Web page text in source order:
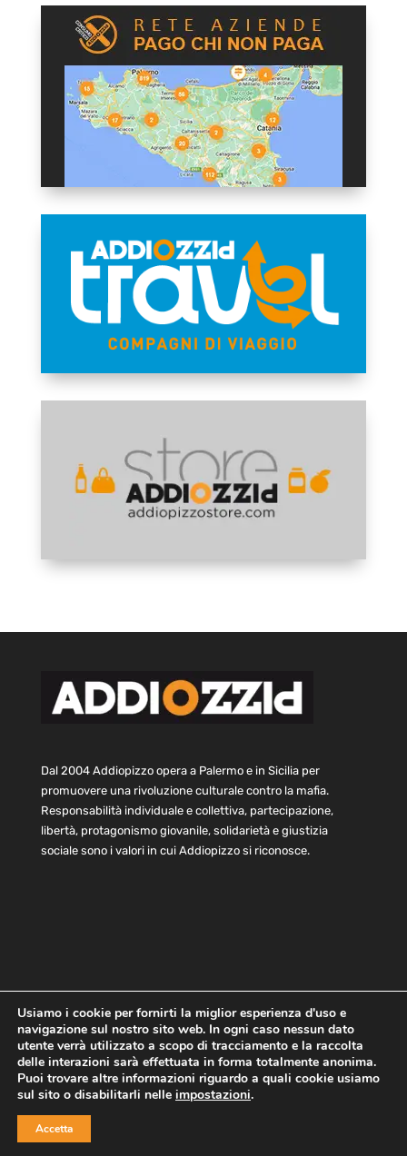
Dal 2004 Addiopizzo opera a Palermo e in Sicilia per
promuovere una rivoluzione culturale contro la mafia.
Responsabilità individuale e collettiva, partecipazione,
libertà, protagonismo giovanile, solidarietà e giustizia
sociale sono i valori in cui Addiopizzo si riconosce.
Home Statuto e bilancio
Contatti
Privacy
Cookie Child Protection Policy
Copyright © 2021 AddioPizzo | Tutti i diritti riservati | Sede
Usiamo i cookie per fornirti la miglior esperienza d'uso e
navigazione sul nostro sito web. In ogni caso nessun dato
utente verrà utilizzato a scopo di tracciamento e la raccolta
delle interazioni sarà effettuata in forma totalmente anonima.
Puoi trovare altre informazioni riguardo a quali cookie usiamo
sul sito o disabilitarli nelle impostazioni.
Accetta